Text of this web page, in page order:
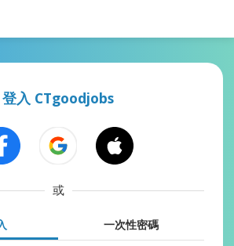
登入 CTgoodjobs
或
一次性密碼